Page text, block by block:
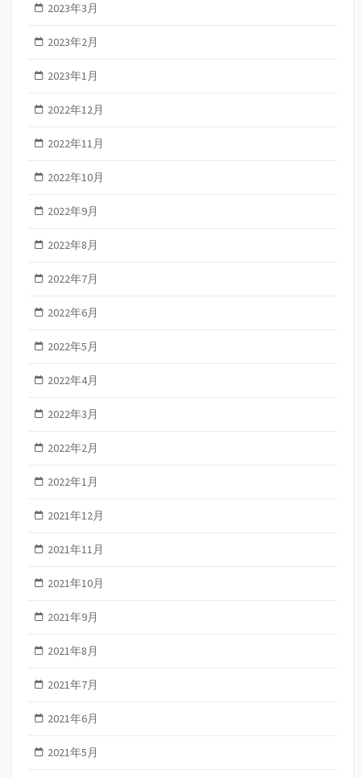
2023年3月
2023年2月
2023年1月
2022年12月
2022年11月
2022年10月
2022年9月
2022年8月
2022年7月
2022年6月
2022年5月
2022年4月
2022年3月
2022年2月
2022年1月
2021年12月
2021年11月
2021年10月
2021年9月
2021年8月
2021年7月
2021年6月
2021年5月